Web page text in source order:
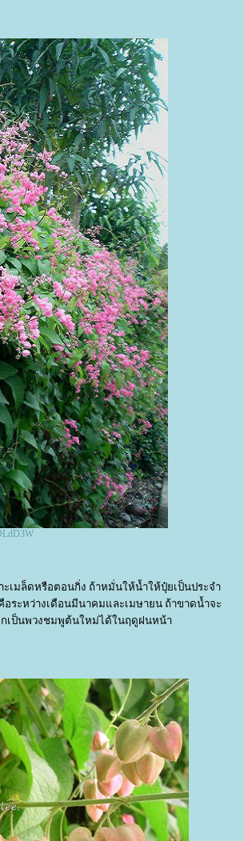
เมล็ดหรือตอนกิ่ง ถ้าหมั่นให้น้ำให้ปุ๋ยเป็นประจำ
ระหว่างเดือนมีนาคมและเมษายน ถ้าขาดน้ำจะ
ป็นพวงชมพูต้นใหม่ได้ในฤดูฝนหน้า